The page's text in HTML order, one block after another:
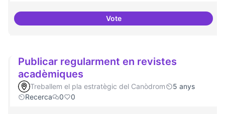
VotePunt de defensa de Drets
Publicar regularment en revistes
acadèmiques
Treballem el pla estratègic del Canòdrom
5 anys
Recerca
0 0